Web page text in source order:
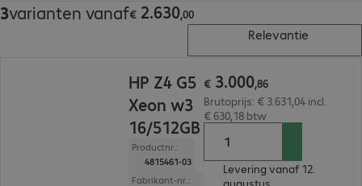
3varianten vanaf€ 2.630,00
€ 2.630,00
Relevantie
HP Z4 G5
Xeon w3
16/512GB
Productnr.:
4815461-03
Fabrikant-nr.:
€ 3.000,86
Brutoprijs: € 3.631,04 incl.
€ 630,18 btw
Levering vanaf 12.
augustus